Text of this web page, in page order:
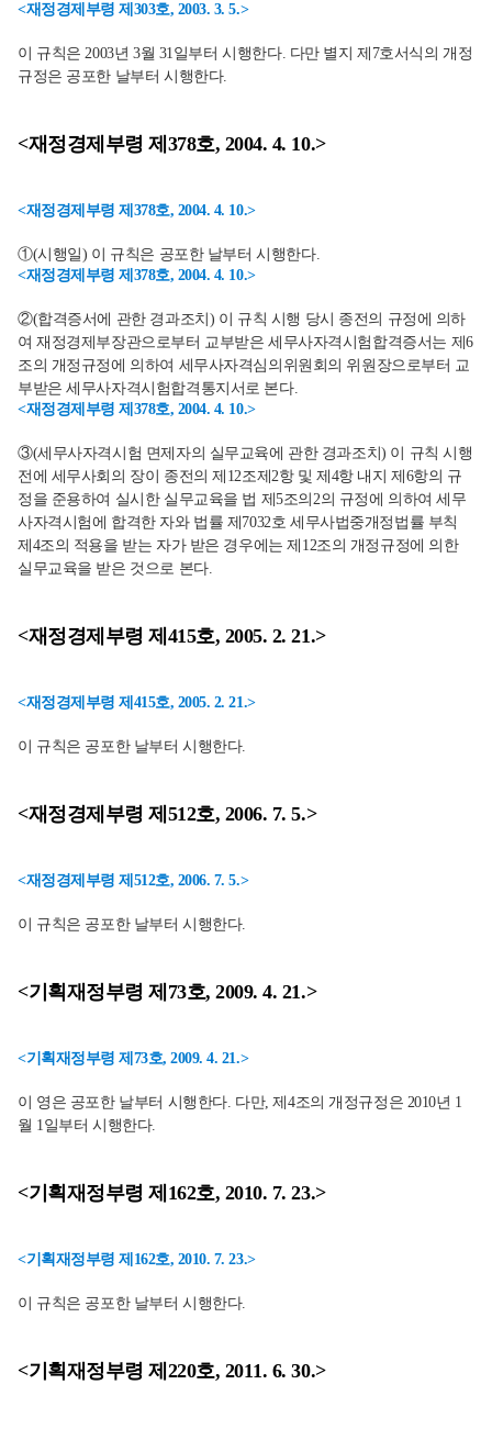
<재정경제부령 제303호, 2003. 3. 5.>
이 규칙은 2003년 3월 31일부터 시행한다. 다만 별지 제7호서식의 개정
규정은 공포한 날부터 시행한다.
<재정경제부령 제378호, 2004. 4. 10.>
<재정경제부령 제378호, 2004. 4. 10.>
①(시행일) 이 규칙은 공포한 날부터 시행한다.
<재정경제부령 제378호, 2004. 4. 10.>
②(합격증서에 관한 경과조치) 이 규칙 시행 당시 종전의 규정에 의하
여 재정경제부장관으로부터 교부받은 세무사자격시험합격증서는 제6
조의 개정규정에 의하여 세무사자격심의위원회의 위원장으로부터 교
부받은 세무사자격시험합격통지서로 본다.
<재정경제부령 제378호, 2004. 4. 10.>
③(세무사자격시험 면제자의 실무교육에 관한 경과조치) 이 규칙 시행
전에 세무사회의 장이 종전의 제12조제2항 및 제4항 내지 제6항의 규
정을 준용하여 실시한 실무교육을 법 제5조의2의 규정에 의하여 세무
사자격시험에 합격한 자와 법률 제7032호 세무사법중개정법률 부칙
제4조의 적용을 받는 자가 받은 경우에는 제12조의 개정규정에 의한
실무교육을 받은 것으로 본다.
<재정경제부령 제415호, 2005. 2. 21.>
<재정경제부령 제415호, 2005. 2. 21.>
이 규칙은 공포한 날부터 시행한다.
<재정경제부령 제512호, 2006. 7. 5.>
<재정경제부령 제512호, 2006. 7. 5.>
이 규칙은 공포한 날부터 시행한다.
<기획재정부령 제73호, 2009. 4. 21.>
<기획재정부령 제73호, 2009. 4. 21.>
이 영은 공포한 날부터 시행한다. 다만, 제4조의 개정규정은 2010년 1
월 1일부터 시행한다.
<기획재정부령 제162호, 2010. 7. 23.>
<기획재정부령 제162호, 2010. 7. 23.>
이 규칙은 공포한 날부터 시행한다.
<기획재정부령 제220호, 2011. 6. 30.>